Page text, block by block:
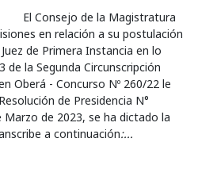
de la Magistratura
en relación a su postulación
de Primera Instancia en lo
de la Segunda Circunscripción
Oberá - Concurso Nº 260/22 le
de Presidencia N°
de 2023, se ha dictado la
a continuación:...